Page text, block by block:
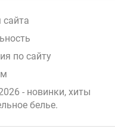
сайта
по сайту
- новинки, хиты
белье.